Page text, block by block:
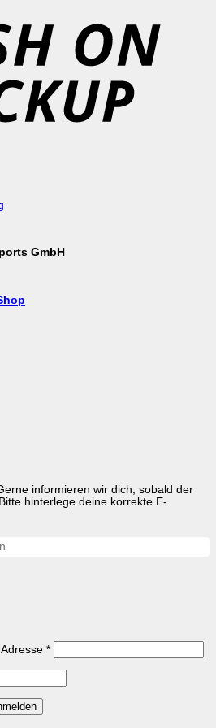
GmbH
informieren wir dich, sobald der
hinterlege deine korrekte E-
*Erforderlich